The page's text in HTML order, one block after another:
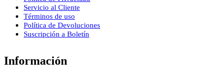
Servicio al Cliente
Términos de uso
Política de Devoluciones
Suscripción a Boletín
Información